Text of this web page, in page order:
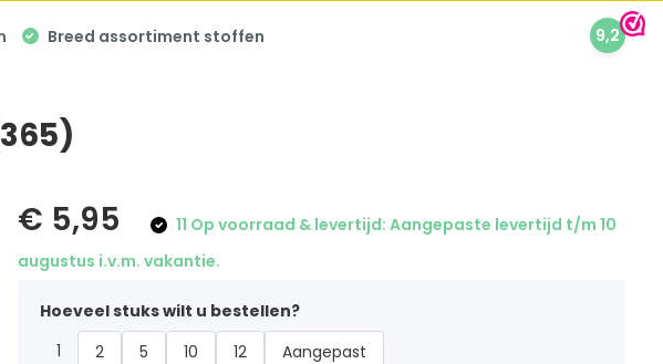
Breed assortiment stoffen 9,2
€ 5,95
11 Op voorraad & levertijd: Aangepaste levertijd t/m 10
augustus i.v.m. vakantie.
Hoeveel stuks wilt u bestellen?
1
2 5 10 12 Aangepast